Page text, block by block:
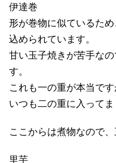
伊達巻
形が巻物に似ているた
込められています。
甘い玉子焼きが苦手な
す。
これも一の重が本当で
いつも二の重に入ってま
ここからは煮物なので、
里芋